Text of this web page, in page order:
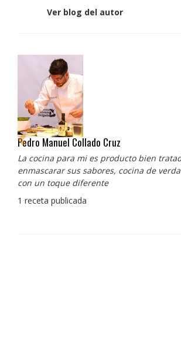
Ver blog del autor
Pedro Manuel Collado Cruz
La cocina para mi es producto bien
enmascarar sus sabores, cocina de
con un toque diferente
1 receta publicada